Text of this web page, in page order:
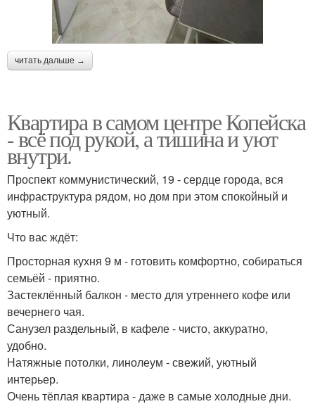
читать дальше →
Квартира в самом центре Копейска
- всё под рукой, а тишина и уют
внутри.
Проспект коммунистический, 19 - сердце города, вся
инфраструктура рядом, но дом при этом спокойный и
уютный.
Что вас ждёт:
Просторная кухня 9 м - готовить комфортно, собираться
семьёй - приятно.
Застеклённый балкон - место для утреннего кофе или
вечернего чая.
Санузел раздельный, в кафеле - чисто, аккуратно,
удобно.
Натяжные потолки, линолеум - свежий, уютный
интерьер.
Очень тёплая квартира - даже в самые холодные дни.